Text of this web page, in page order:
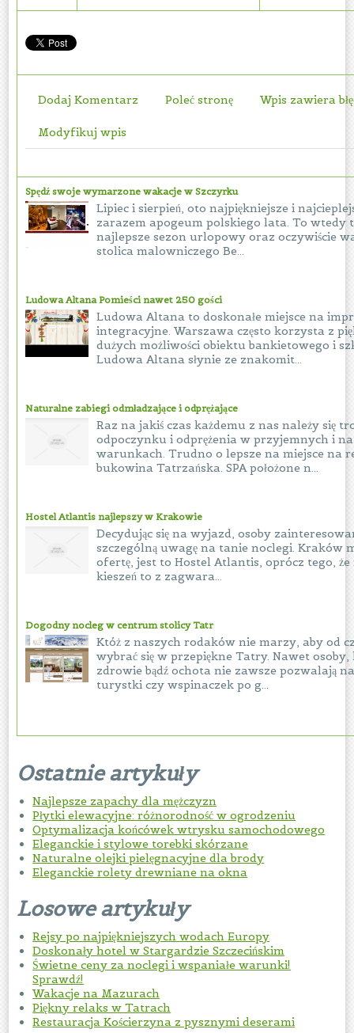
Dodaj Komentarz Poleć stronę Wpis zawiera
Modyfikuj wpis
Spędź swoje wymarzone wakacje w Szczyrku
Lipiec i sierpień, oto najpiękniejsze i
zarazem apogeum polskiego lata. To wtedy
najlepsze sezon urlopowy oraz oczywiście
stolica malowniczego Be...
Ludowa Altana Pomieści nawet 250 gości
Ludowa Altana to doskonałe miejsce na
integracyjne. Warszawa często korzysta z
dużych możliwości obiektu bankietowego i
Ludowa Altana słynie ze znakomit...
Naturalne zabiegi odmładzające i odprężające
Raz na jakiś czas każdemu z nas należy się
odpoczynku i odprężenia w przyjemnych i
warunkach. Trudno o lepsze na miejsce na
bukowina Tatrzańska. SPA położone n...
Hostel Atlantis najlepszy w Krakowie
Decydując się na wyjazd, osoby
szczególną uwagę na tanie noclegi. Kraków
ofertę, jest to Hostel Atlantis, oprócz tego, że
kieszeń to z zagwara...
Dogodny nocleg w centrum stolicy Tatr
Któż z naszych rodaków nie marzy, aby od
wybrać się w przepiękne Tatry. Nawet
zdrowie bądź ochota nie zawsze pozwalają
turystki czy wspinaczek po g...
Ostatnie artykuły
Najlepsze zapachy dla mężczyzn
Płytki elewacyjne: różnorodność w ogrodzeniu
Optymalizacja końcówek wtrysku samochodowego
Eleganckie i stylowe torebki skórzane
Naturalne olejki pielęgnacyjne dla brody
Eleganckie rolety drewniane na okna
Losowe artykuły
Rejsy po najpiękniejszych wodach Europy
Doskonały hotel w Stargardzie Szczecińskim
Świetne ceny za noclegi i wspaniałe warunki!
Sprawdź!
Wakacje na Mazurach
Piękny relaks w Tatrach
Restauracja Kościerzyna z pysznymi deserami